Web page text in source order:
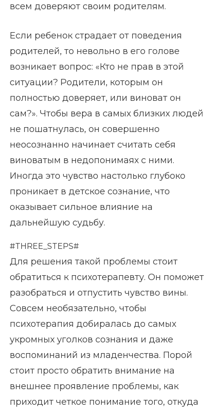
всем доверяют своим родителям.
Если ребенок страдает от поведения
родителей, то невольно в его голове
возникает вопрос: «Кто не прав в этой
ситуации? Родители, которым он
полностью доверяет, или виноват он
сам?». Чтобы вера в самых близких людей
не пошатнулась, он совершенно
неосознанно начинает считать себя
виноватым в недопонимаях с ними.
Иногда это чувство настолько глубоко
проникает в детское сознание, что
оказывает сильное влияние на
дальнейшую судьбу.
#THREE_STEPS#
Для решения такой проблемы стоит
обратиться к психотерапевту. Он поможет
разобраться и отпустить чувство вины.
Совсем необязательно, чтобы
психотерапия добиралась до самых
укромных уголков сознания и даже
воспоминаний из младенчества. Порой
стоит просто обратить внимание на
внешнее проявление проблемы, как
приходит четкое понимание того, откуда